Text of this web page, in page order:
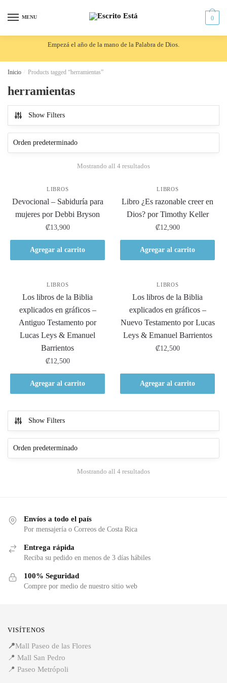
MENU 0
Empezá el año de la mano de la Palabra de Dios.
Inicio Products tagged “herramientas”
herramientas
Show Filters
Mostrando all 4 resultados
LIBROS
Devocional – Sabiduría para
mujeres por Debbi Bryson
₡13,900
Agregar al carrito
LIBROS
Libro ¿Es razonable creer en
Dios? por Timothy Keller
₡12,900
Agregar al carrito
LIBROS
Los libros de la Biblia
explicados en gráficos –
Antiguo Testamento por
Lucas Leys & Emanuel
Barrientos
₡12,500
Agregar al carrito
LIBROS
Los libros de la Biblia
explicados en gráficos –
Nuevo Testamento por Lucas
Leys & Emanuel Barrientos
₡12,500
Agregar al carrito
Show Filters
Mostrando all 4 resultados
Envíos a todo el país
Por mensajería o Correos de Costa Rica
Entrega rápida
Reciba su pedido en menos de 3 días hábiles
100% Seguridad
Compre por medio de nuestro sitio web
VISÍTENOS
📍Mall Paseo de las Flores
📍 Mall San Pedro
📍 Paseo Metrópoli